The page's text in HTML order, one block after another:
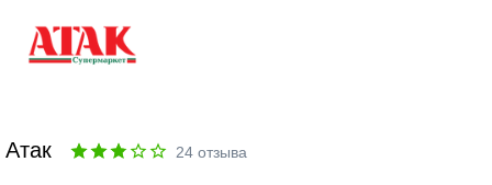
Атак 24 отзыва